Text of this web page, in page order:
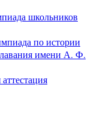
школьников
по истории
имени А. Ф.